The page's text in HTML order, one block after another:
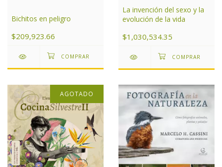
Bichitos en peligro
$209,923.66
La invención del sexo y la
evolución de la vida
$1,030,534.35
AGOTADO